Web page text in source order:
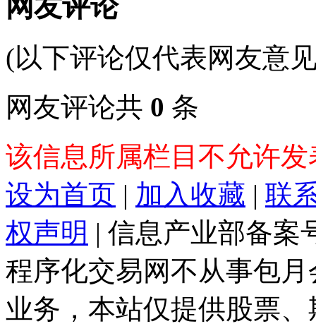
网友评论
(以下评论仅代表网友意
网友评论共 0 条
该信息所属栏目不允许
设为首页 | 加入收藏 | 联
权声明 | 信息产业部备案
程序化交易网不从事包
业务，本站仅提供股票